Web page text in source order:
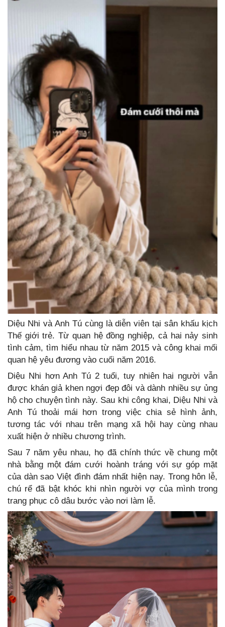
Diệu Nhi và Anh Tú cùng là diễn viên tại sân khấu kịch
Thế giới trẻ. Từ quan hệ đồng nghiệp, cả hai nảy sinh
tình cảm, tìm hiểu nhau từ năm 2015 và công khai mối
quan hệ yêu đương vào cuối năm 2016.
Diệu Nhi hơn Anh Tú 2 tuổi, tuy nhiên hai người vẫn
được khán giả khen ngợi đẹp đôi và dành nhiều sự ủng
hộ cho chuyện tình này. Sau khi công khai, Diệu Nhi và
Anh Tú thoải mái hơn trong việc chia sẻ hình ảnh,
tương tác với nhau trên mạng xã hội hay cùng nhau
xuất hiện ở nhiều chương trình.
Sau 7 năm yêu nhau, họ đã chính thức về chung một
nhà bằng một đám cưới hoành tráng với sự góp mặt
của dàn sao Việt đình đám nhất hiện nay. Trong hôn lễ,
chú rể đã bật khóc khi nhìn người vợ của mình trong
trang phục cô dâu bước vào nơi làm lễ.